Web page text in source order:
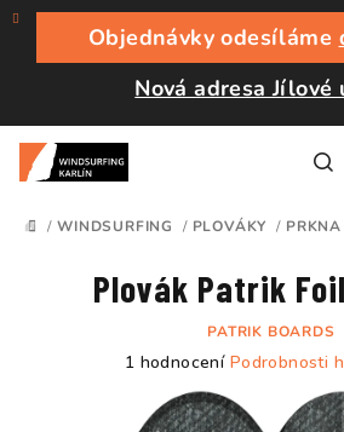
Přejít
obsah
Objednávky odesíláme
Nová adresa Jílové
DOMŮ
/ WINDSURFING / PLOVÁKY /
Plovák Patrik
PATRIK BOARDS
Průměrné
hodnocení
produktu
1 hodnocení Podrobnosti